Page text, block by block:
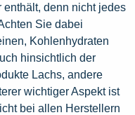
enthält, denn nicht jedes
Sie dabei
Kohlenhydraten
hinsichtlich der
Lachs, andere
wichtiger Aspekt ist
bei allen Herstellern